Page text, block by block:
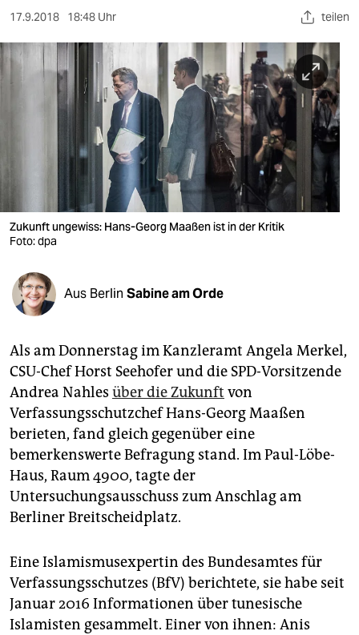
kultur
sport
berlin
wahrheit
verlag
shop
fragen & hilfe
unterstützen
abo
genossenschaft
epaper login
17.9.2018 18:48 Uhr teilen
Zukunft ungewiss: Hans-Georg Maaßen ist in der Kritik
Foto: dpa
Aus Berlin Sabine am Orde
Als am Donnerstag im Kanzleramt Angela Merkel,
CSU-Chef Horst Seehofer und die SPD-Vorsitzende
Andrea Nahles über die Zukunft von
Verfassungsschutzchef Hans-Georg Maaßen
berieten, fand gleich gegenüber eine
bemerkenswerte Befragung stand. Im Paul-Löbe-
Haus, Raum 4900, tagte der
Untersuchungsausschuss zum Anschlag am
Berliner Breitscheidplatz.
Eine Islamismusexpertin des Bundesamtes für
Verfassungsschutzes (BfV) berichtete, sie habe seit
Januar 2016 Informationen über tunesische
Islamisten gesammelt. Einer von ihnen: Anis